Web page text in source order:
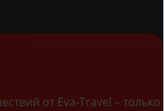
от Eva-Travel – только